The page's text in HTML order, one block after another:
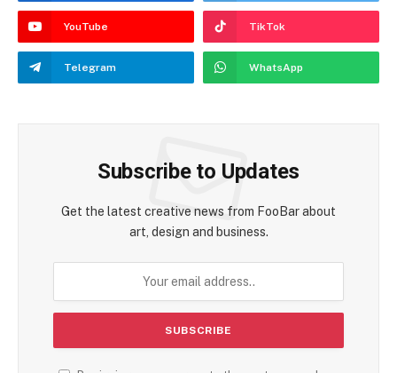
YouTube TikTok
Telegram WhatsApp
Subscribe to Updates
Get the latest creative news from FooBar about
art, design and business.